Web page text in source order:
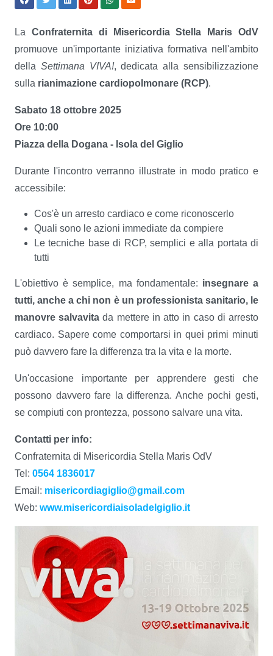
La Confraternita di Misericordia Stella Maris OdV
promuove un'importante iniziativa formativa nell'ambito
della Settimana VIVA!, dedicata alla sensibilizzazione
sulla rianimazione cardiopolmonare (RCP).
Sabato 18 ottobre 2025
Ore 10:00
Piazza della Dogana - Isola del Giglio
Durante l'incontro verranno illustrate in modo pratico e
accessibile:
Cos'è un arresto cardiaco e come riconoscerlo
Quali sono le azioni immediate da compiere
Le tecniche base di RCP, semplici e alla portata di
tutti
L'obiettivo è semplice, ma fondamentale: insegnare a
tutti, anche a chi non è un professionista sanitario, le
manovre salvavita da mettere in atto in caso di arresto
cardiaco. Sapere come comportarsi in quei primi minuti
può davvero fare la differenza tra la vita e la morte.
Un'occasione importante per apprendere gesti che
possono davvero fare la differenza. Anche pochi gesti,
se compiuti con prontezza, possono salvare una vita.
Contatti per info:
Confraternita di Misericordia Stella Maris OdV
Tel: 0564 1836017
Email: misericordiagiglio@gmail.com
Web: www.misericordiaisoladelgiglio.it